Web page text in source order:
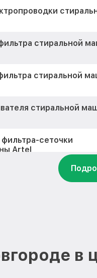
стиральной
стиральной
стиральной
сеточки
Artel
петли двери
в